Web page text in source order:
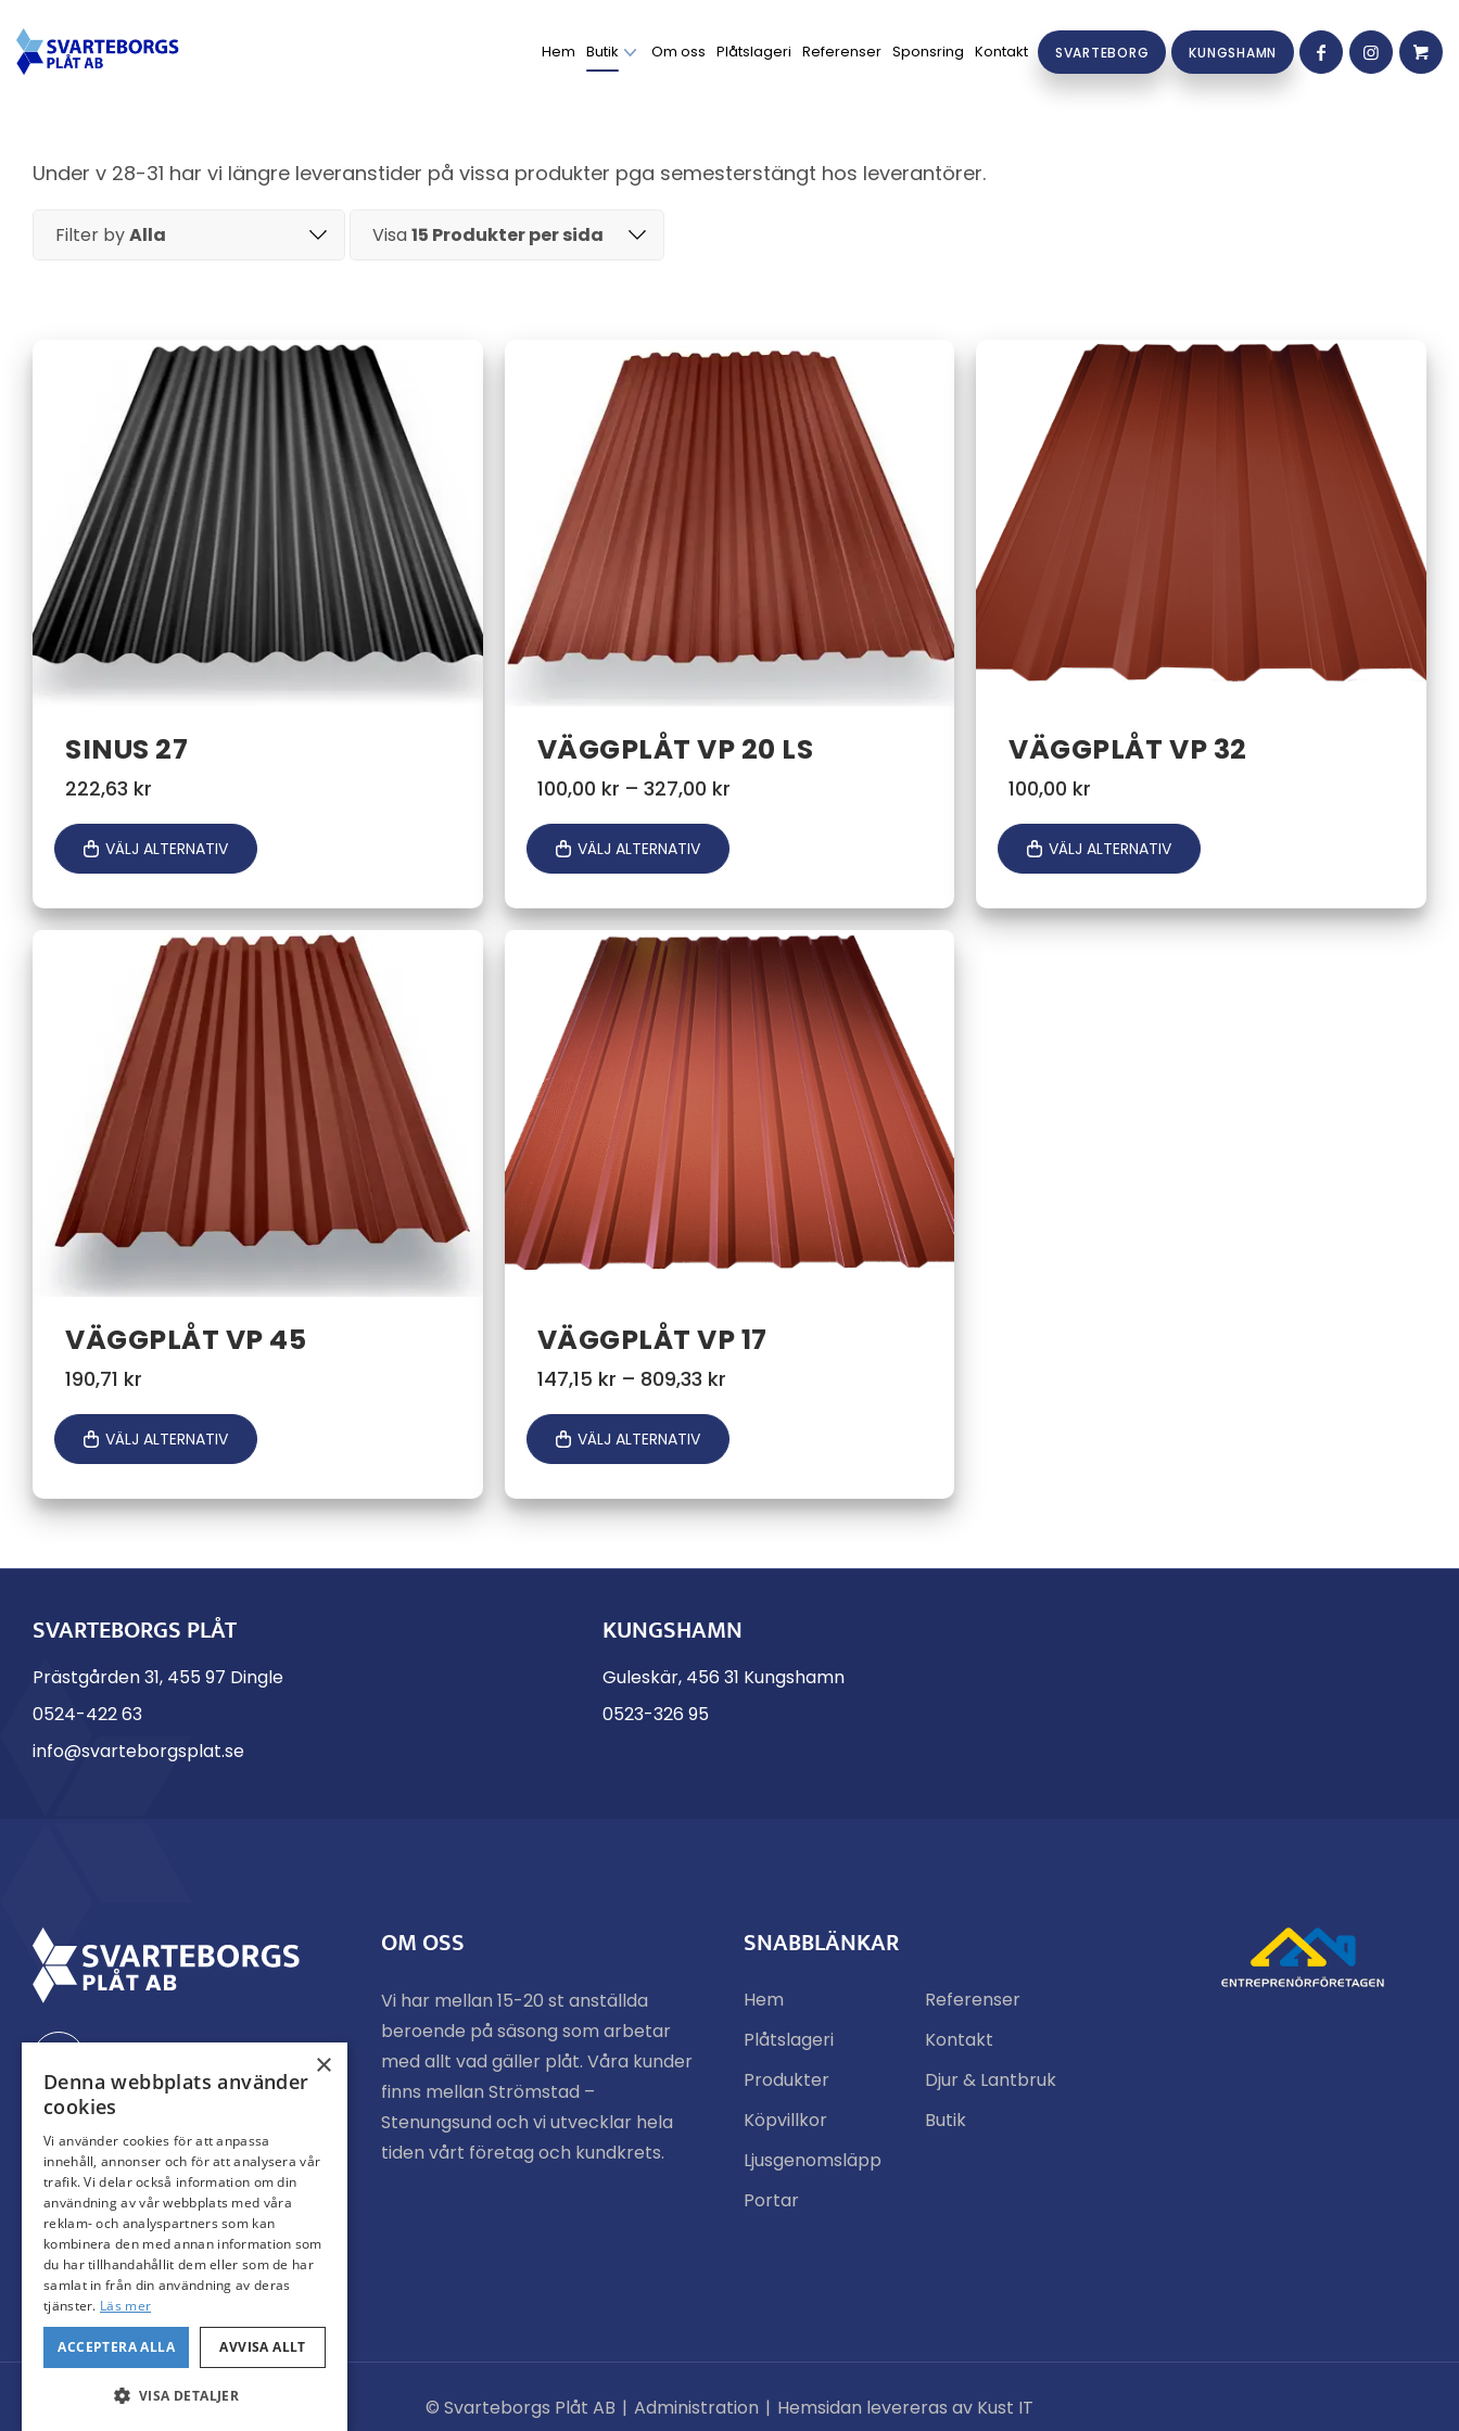
Hem Butik Om oss Plåtslageri Referenser Sponsring Kontakt SVARTEBORG KUNGSHAMN
Under v 28-31 har vi längre leveranstider på vissa produkter pga semesterstängt hos leverantörer.
Filter byAlla Visa15 Produkter per sida
SINUS 27
222,63 kr
VÄLJ ALTERNATIV
VÄGGPLÅT VP 20 LS
100,00 kr – 327,00 krPrisintervall:
till
VÄLJ ALTERNATIV
VÄGGPLÅT VP 32
100,00 kr
VÄLJ ALTERNATIV
VÄGGPLÅT VP 45
190,71 kr
VÄLJ ALTERNATIV
VÄGGPLÅT VP 17
147,15 kr – 809,33 krPrisintervall:
till
809,33 kr
VÄLJ ALTERNATIV
SVARTEBORGS PLÅT
Prästgården 31, 455 97 Dingle
0524-422 63
info@svarteborgsplat.se
KUNGSHAMN
Guleskär, 456 31 Kungshamn
0523-326 95
OM OSS
Vi har mellan 15-20 st anställda
beroende på säsong som arbetar
med allt vad gäller plåt. Våra kunder
finns mellan Strömstad –
Stenungsund och vi utvecklar hela
tiden vårt företag och kundkrets.
SNABBLÄNKAR
Hem
Referenser
Plåtslageri
Kontakt
Produkter
Djur & Lantbruk
Köpvillkor
Butik
Ljusgenomsläpp
Portar
© Svarteborgs Plåt AB | Administration | Hemsidan levereras av Kust IT
×
Denna webbplats använder
cookies
Vi använder cookies för att anpassa
innehåll, annonser och för att analysera vår
trafik. Vi delar också information om din
användning av vår webbplats med våra
reklam- och analyspartners som kan
kombinera den med annan information som
du har tillhandahållit dem eller som de har
samlat in från din användning av deras
tjänster. Läs mer
ACCEPTERA ALLA AVVISA ALLT
VISA DETALJER